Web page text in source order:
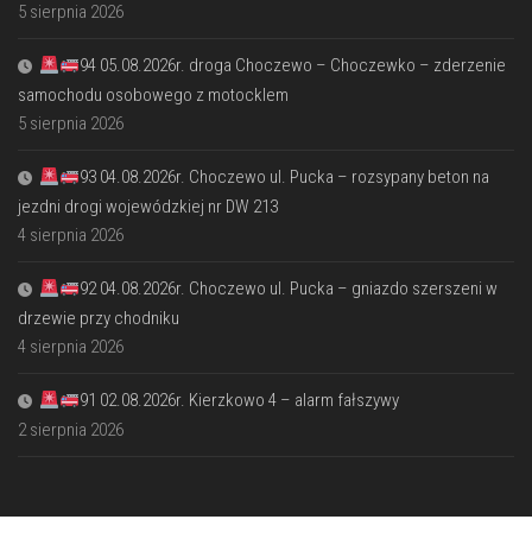
5 sierpnia 2026
94 05.08.2026r. droga Choczewo – Choczewko – zderzenie
samochodu osobowego z motocklem
5 sierpnia 2026
93 04.08.2026r. Choczewo ul. Pucka – rozsypany beton na
jezdni drogi wojewódzkiej nr DW 213
4 sierpnia 2026
92 04.08.2026r. Choczewo ul. Pucka – gniazdo szerszeni w
drzewie przy chodniku
4 sierpnia 2026
91 02.08.2026r. Kierzkowo 4 – alarm fałszywy
2 sierpnia 2026